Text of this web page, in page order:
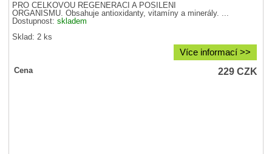
PRO CELKOVOU REGENERACI A POSÍLENÍ
ORGANISMU. Obsahuje antioxidanty, vitamíny a minerály. ...
Dostupnost:skladem
Sklad: 2 ks
Více informací >>
Cena 229CZK